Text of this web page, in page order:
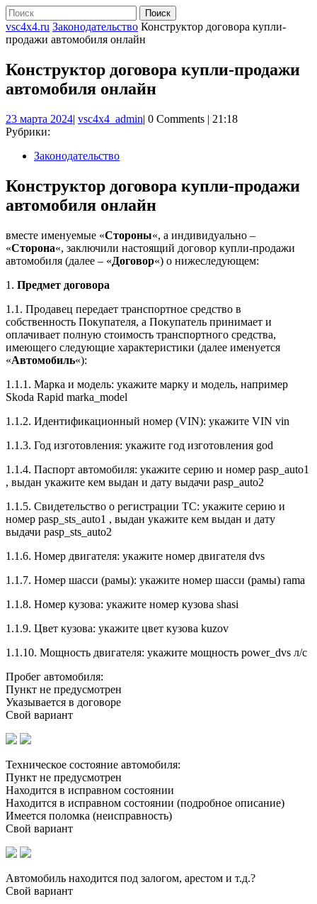
Найти:
vsc4x4.ru Законодательство Конструктор договора купли-
продажи автомобиля онлайн
Конструктор договора купли-продажи
автомобиля онлайн
23 марта 202423
| vsc4x4_adminvsc4x4_admin
| 0 Comments | 21:18
Рубрики:
Законодательство
Конструктор договора купли-продажи
автомобиля онлайн
вместе именуемые «Стороны«, а индивидуально –
«Сторона«, заключили настоящий договор купли-продажи
автомобиля (далее – «Договор«) о нижеследующем:
1. Предмет договора
1.1. Продавец передает транспортное средство в
собственность Покупателя, а Покупатель принимает и
оплачивает полную стоимость транспортного средства,
имеющего следующие характеристики (далее именуется
«Автомобиль«):
1.1.1. Марка и модель: укажите марку и модель, например
Skoda Rapid marka_model
1.1.2. Идентификационный номер (VIN): укажите VIN vin
1.1.3. Год изготовления: укажите год изготовления god
1.1.4. Паспорт автомобиля: укажите серию и номер pasp_auto1
, выдан укажите кем выдан и дату выдачи pasp_auto2
1.1.5. Свидетельство о регистрации ТС: укажите серию и
номер pasp_sts_auto1 , выдан укажите кем выдан и дату
выдачи pasp_sts_auto2
1.1.6. Номер двигателя: укажите номер двигателя dvs
1.1.7. Номер шасси (рамы): укажите номер шасси (рамы) rama
1.1.8. Номер кузова: укажите номер кузова shasi
1.1.9. Цвет кузова: укажите цвет кузова kuzov
1.1.10. Мощность двигателя: укажите мощность power_dvs л/с
Пробег автомобиля:
Пункт не предусмотрен
Указывается в договоре
Свой вариант
Техническое состояние автомобиля:
Пункт не предусмотрен
Находится в исправном состоянии
Находится в исправном состоянии (подробное описание)
Имеется поломка (неисправность)
Свой вариант
Автомобиль находится под залогом, арестом и т.д.?
Свой вариант